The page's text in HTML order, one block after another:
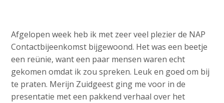
e
n
t
Afgelopen week heb ik met zeer veel plezier de NAP
Contactbijeenkomst bijgewoond. Het was een beetje
een reünie, want een paar mensen waren echt
gekomen omdat ik zou spreken. Leuk en goed om bij
te praten. Merijn Zuidgeest ging me voor in de
presentatie met een pakkend verhaal over het